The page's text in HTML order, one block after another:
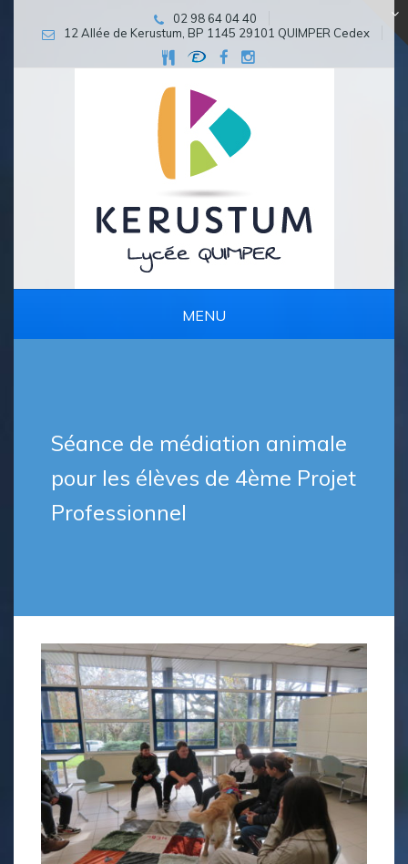
02 98 64 04 40
12 Allée de Kerustum, BP 1145 29101 QUIMPER Cedex
MENU
Séance de médiation animale
pour les élèves de 4ème Projet
Professionnel